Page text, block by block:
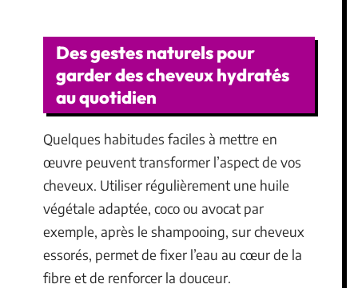
Des gestes naturels pour
garder des cheveux hydratés
au quotidien
Quelques habitudes faciles à mettre en
œuvre peuvent transformer l’aspect de vos
cheveux. Utiliser régulièrement une huile
végétale adaptée, coco ou avocat par
exemple, après le shampooing, sur cheveux
essorés, permet de fixer l’eau au cœur de la
fibre et de renforcer la douceur.